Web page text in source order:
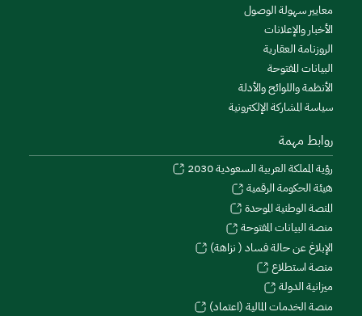
معايير سهولة الوصول
الأخبار والإعلانات
الروزنامة العقارية
البيانات المفتوحة
الأنظمة واللوائح والأدلة
سياسة المشاركة الإلكترونية
روابط مهمة
رؤية المملكة العربية السعودية 2030
هيئة الحكومة الرقمية
المنصة الوطنية الموحدة
منصة البيانات المفتوحة
الإبلاغ عن حالة فساد ( نزاهة)
منصة استطلاع
ميزانية الدولة
منصة الخدمات المالية (اعتماد)